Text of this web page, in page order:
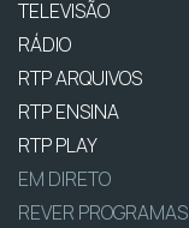
TELEVISÃO
RÁDIO
RTP ARQUIVOS
RTP ENSINA
RTP PLAY
EM DIRETO
REVER PROGRAMAS